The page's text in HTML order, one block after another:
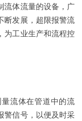
流体流量的设备，广
断发展，超限报警流
为工业生产和流程控
流体在管道中的流
警信号，以便及时采